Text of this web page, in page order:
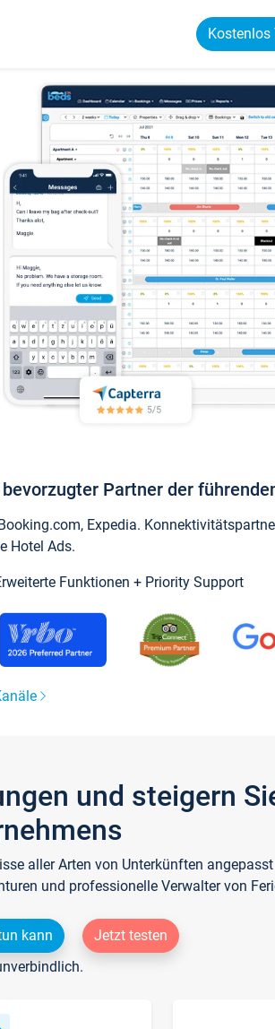
Kostenlos
Partner der
Expedia.
Hotel Ads.
Funktionen + Priority Support
und steigern
aller Arten von Unterkünften
und professionelle Verwalter von
kann
Jetzt testen